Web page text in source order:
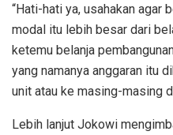
“Hati-hati ya, usahakan agar
modal itu lebih besar dari
ketemu belanja
yang namanya anggaran itu
unit atau ke masing-masing
Lebih lanjut Jokowi